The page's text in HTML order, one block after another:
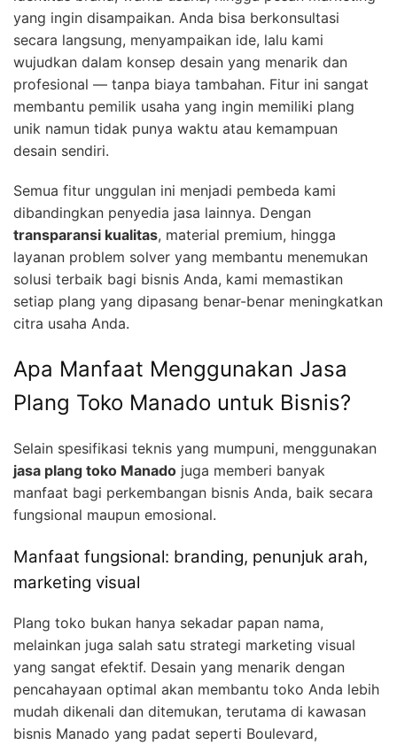
yang ingin disampaikan. Anda bisa berkonsultasi
secara langsung, menyampaikan ide, lalu kami
wujudkan dalam konsep desain yang menarik dan
profesional — tanpa biaya tambahan. Fitur ini sangat
membantu pemilik usaha yang ingin memiliki plang
unik namun tidak punya waktu atau kemampuan
desain sendiri.
Semua fitur unggulan ini menjadi pembeda kami
dibandingkan penyedia jasa lainnya. Dengan
transparansi kualitas, material premium, hingga
layanan problem solver yang membantu menemukan
solusi terbaik bagi bisnis Anda, kami memastikan
setiap plang yang dipasang benar-benar meningkatkan
citra usaha Anda.
Apa Manfaat Menggunakan Jasa
Plang Toko Manado untuk Bisnis?
Selain spesifikasi teknis yang mumpuni, menggunakan
jasa plang toko Manado juga memberi banyak
manfaat bagi perkembangan bisnis Anda, baik secara
fungsional maupun emosional.
Manfaat fungsional: branding, penunjuk arah,
marketing visual
Plang toko bukan hanya sekadar papan nama,
melainkan juga salah satu strategi marketing visual
yang sangat efektif. Desain yang menarik dengan
pencahayaan optimal akan membantu toko Anda lebih
mudah dikenali dan ditemukan, terutama di kawasan
bisnis Manado yang padat seperti Boulevard,